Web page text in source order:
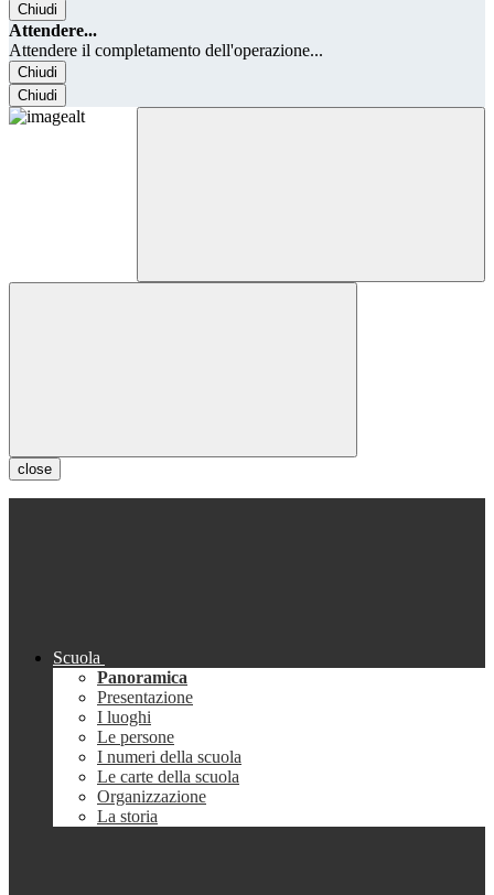
Chiudi
Attendere...
Attendere il completamento dell'operazione...
Chiudi
Chiudi
close
Scuola
Panoramica
Presentazione
I luoghi
Le persone
I numeri della scuola
Le carte della scuola
Organizzazione
La storia